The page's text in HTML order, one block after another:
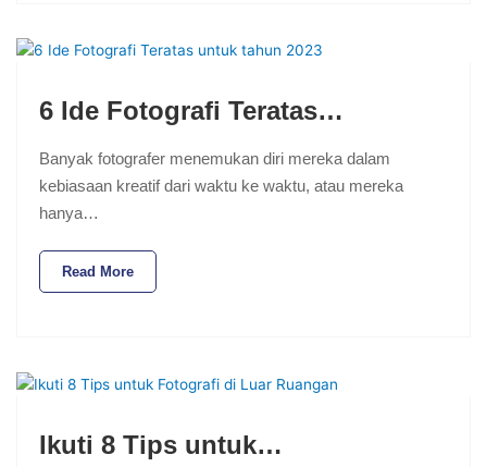
6 Ide Fotografi Teratas…
Banyak fotografer menemukan diri mereka dalam
kebiasaan kreatif dari waktu ke waktu, atau mereka
hanya…
Read More
Ikuti 8 Tips untuk…